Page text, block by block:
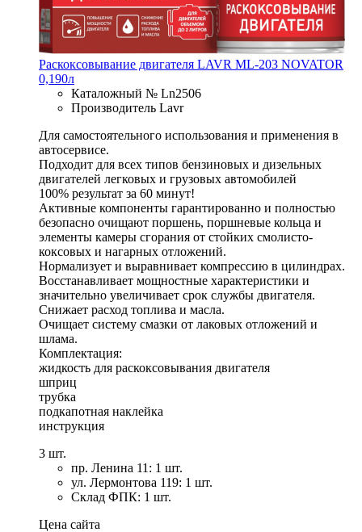
Раскоксовывание двигателя LAVR МL-203 NOVATOR
0,190л
Каталожный № Ln2506
Производитель Lavr
Для самостоятельного использования и применения в
автосервисе.
Подходит для всех типов бензиновых и дизельных
двигателей легковых и грузовых автомобилей
100% результат за 60 минут!
Активные компоненты гарантированно и полностью
безопасно очищают поршень, поршневые кольца и
элементы камеры сгорания от стойких смолисто-
коксовых и нагарных отложений.
Нормализует и выравнивает компрессию в цилиндрах.
Восстанавливает мощностные характеристики и
значительно увеличивает срок службы двигателя.
Снижает расход топлива и масла.
Очищает систему смазки от лаковых отложений и
шлама.
Комплектация:
жидкость для раскоксовывания двигателя
шприц
трубка
подкапотная наклейка
инструкция
3 шт.
пр. Ленина 11: 1 шт.
ул. Лермонтова 119: 1 шт.
Склад ФПК: 1 шт.
Цена сайта